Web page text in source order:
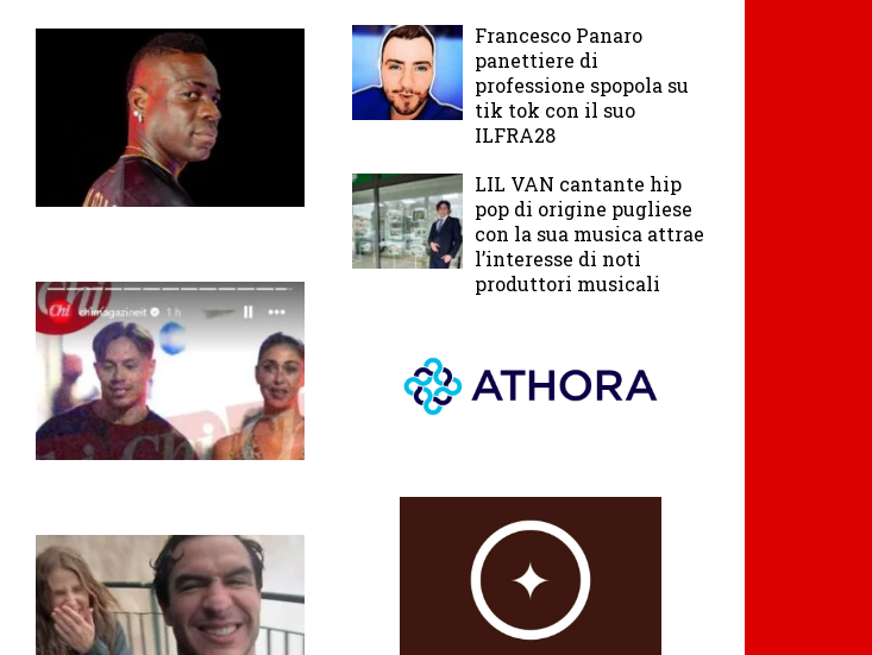
Francesco Panaro
panettiere di
professione spopola su
tik tok con il suo
ILFRA28
LIL VAN cantante hip
pop di origine pugliese
con la sua musica attrae
l’interesse di noti
produttori musicali